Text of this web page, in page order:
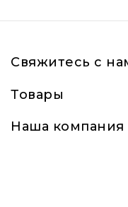
Свяжитесь с
Товары
Наша компания